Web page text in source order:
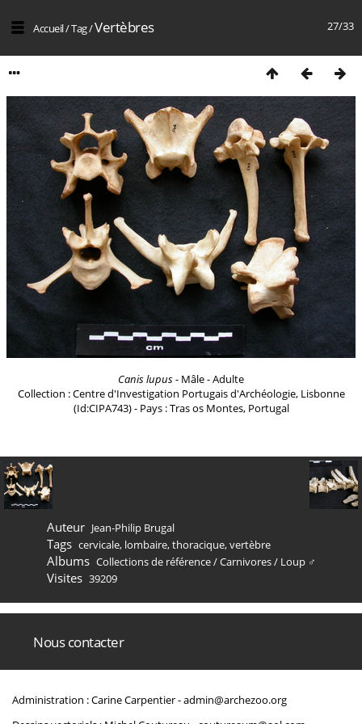
27/33
Accueil/Tag/Vertèbres
Canis lupus- Mâle - Adulte
Collection : Centre d'Investigation Portugais d'Archéologie, Lisbonne
(Id:CIPA743) - Pays : Tras os Montes, Portugal
Auteur Jean-Philip Brugal
Tags cervicale, lombaire,thoracique,vertèbre
Albums Collections de référence/Carnivores/ Loup ♂
Visites 39209
Nous contacter
Administration : Carine Carpentier -admin@archezoo.org